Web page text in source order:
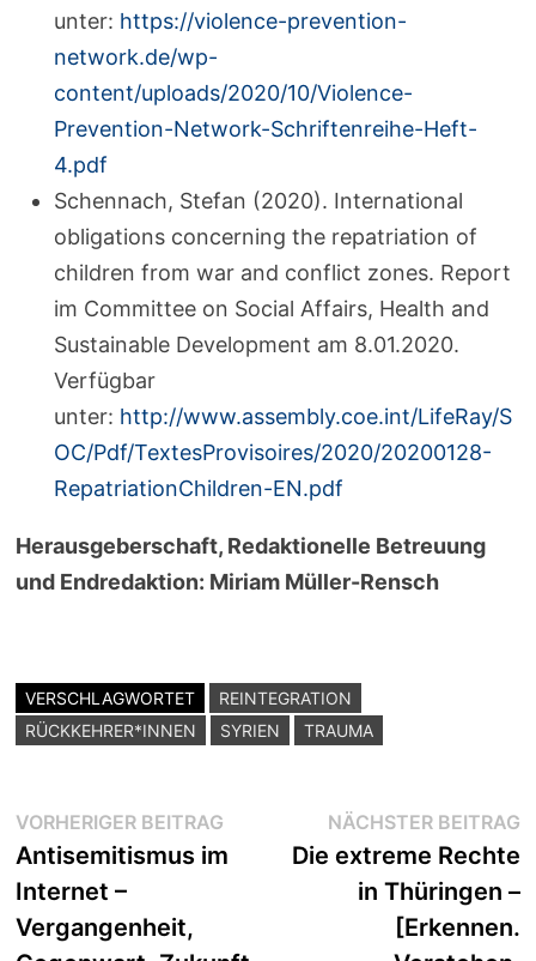
unter: https://violence-prevention-
network.de/wp-
content/uploads/2020/10/Violence-
Prevention-Network-Schriftenreihe-Heft-
4.pdf
Schennach, Stefan (2020). International
obligations concerning the repatriation of
children from war and conflict zones. Report
im Committee on Social Affairs, Health and
Sustainable Development am 8.01.2020.
Verfügbar
unter: http://www.assembly.coe.int/LifeRay/S
OC/Pdf/TextesProvisoires/2020/20200128-
RepatriationChildren-EN.pdf
Herausgeberschaft, Redaktionelle Betreuung
und Endredaktion: Miriam Müller-Rensch
VERSCHLAGWORTET
REINTEGRATION
RÜCKKEHRER*INNEN
SYRIEN TRAUMA
Beitragsnavigation
VORHERIGER BEITRAGVorheriger
Beitrag:
Antisemitismus im
Internet –
Vergangenheit,
NÄCHSTER BEITRAG
Die extreme Rechte
in Thüringen –
[Erkennen.